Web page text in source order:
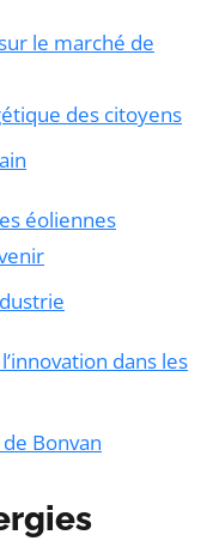
le marché de
des citoyens
éoliennes
dans les
Bonvan